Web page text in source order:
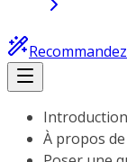
Introduction
À propos